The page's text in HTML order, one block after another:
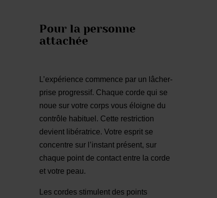
Pour la personne
attachée
L’expérience commence par un lâcher-
prise progressif. Chaque corde qui se
noue sur votre corps vous éloigne du
contrôle habituel. Cette restriction
devient libératrice. Votre esprit se
concentre sur l’instant présent, sur
chaque point de contact entre la corde
et votre peau.
Les cordes stimulent des points